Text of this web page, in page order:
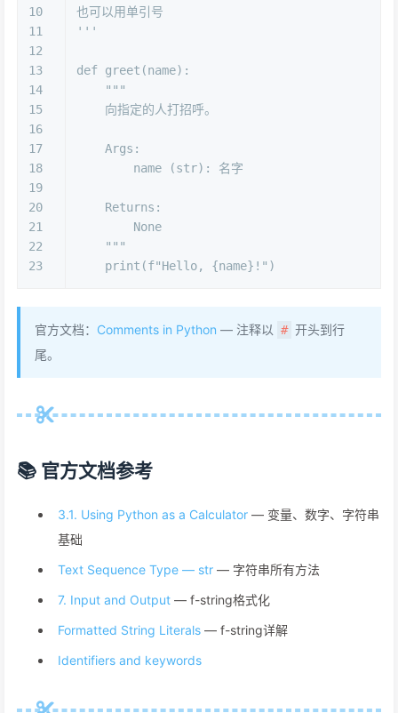
10
11
12
13
14
15
16
17
18
19
20
21
22
23
也可以用单引号
'''
def greet (name):
"""
    向指定的人打招呼。
    Args:
        name (str): 名字
    Returns:
        None
    """
print (f"Hello, {name} !" )
官方文档： Comments in Python — 注释以 # 开头到行
尾。
📚 官方文档参考
3.1. Using Python as a Calculator — 变量、数字、字符串
基础
Text Sequence Type — str — 字符串所有方法
7. Input and Output — f-string格式化
Formatted String Literals — f-string详解
Identifiers and keywords